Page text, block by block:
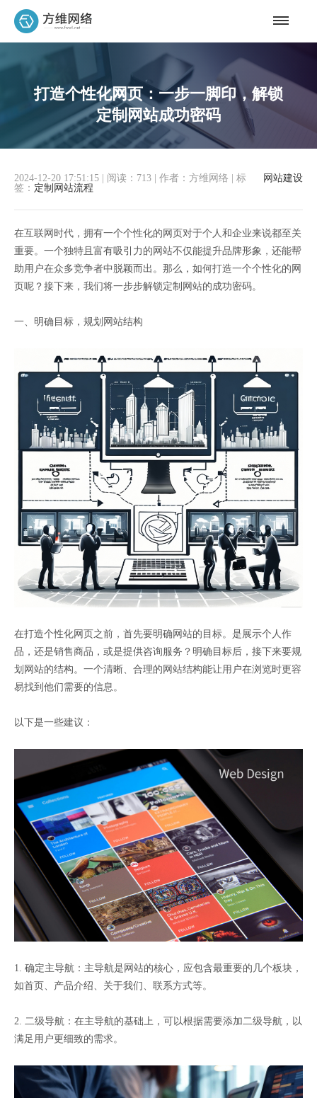
打造个性化网页：一步一脚印，解锁
定制网站成功密码
网站建设
2024-12-20 17:51:15 阅读：713 作者：方维网络
标
签： 定制网站流程
在互联网时代，拥有一个个性化的网页对于个人和企业来说都至关
重要。一个独特且富有吸引力的网站不仅能提升品牌形象，还能帮
助用户在众多竞争者中脱颖而出。那么，如何打造一个个性化的网
页呢？接下来，我们将一步步解锁定制网站的成功密码。
一、明确目标，规划网站结构
在打造个性化网页之前，首先要明确网站的目标。是展示个人作
品，还是销售商品，或是提供咨询服务？明确目标后，接下来要规
划网站的结构。一个清晰、合理的网站结构能让用户在浏览时更容
易找到他们需要的信息。
以下是一些建议：
1. 确定主导航：主导航是网站的核心，应包含最重要的几个板块，
如首页、产品介绍、关于我们、联系方式等。
2. 二级导航：在主导航的基础上，可以根据需要添加二级导航，以
满足用户更细致的需求。